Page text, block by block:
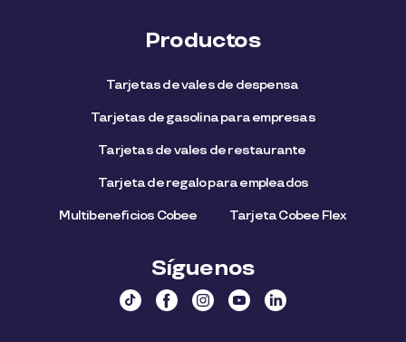
Productos
Tarjetas de vales de despensa
Tarjetas de gasolina para empresas
Tarjetas de vales de restaurante
Tarjeta de regalo para empleados​
Multibeneficios Cobee Tarjeta Cobee Flex
Síguenos